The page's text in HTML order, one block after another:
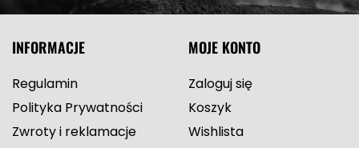
INFORMACJE
Regulamin
Polityka Prywatności
Zwroty i reklamacje
MOJE KONTO
Zaloguj się
Koszyk
Wishlista